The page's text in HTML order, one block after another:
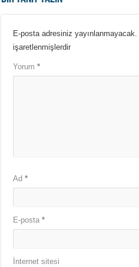
E-posta adresiniz yayınlanmayacak.
işaretlenmişlerdir
Yorum*
Ad*
E-posta*
İnternet sitesi